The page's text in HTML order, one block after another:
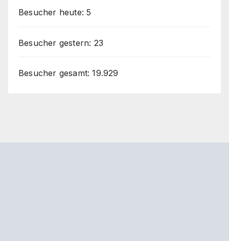
Besucher heute:5
Besucher gestern: 23
Besucher gesamt:19.929